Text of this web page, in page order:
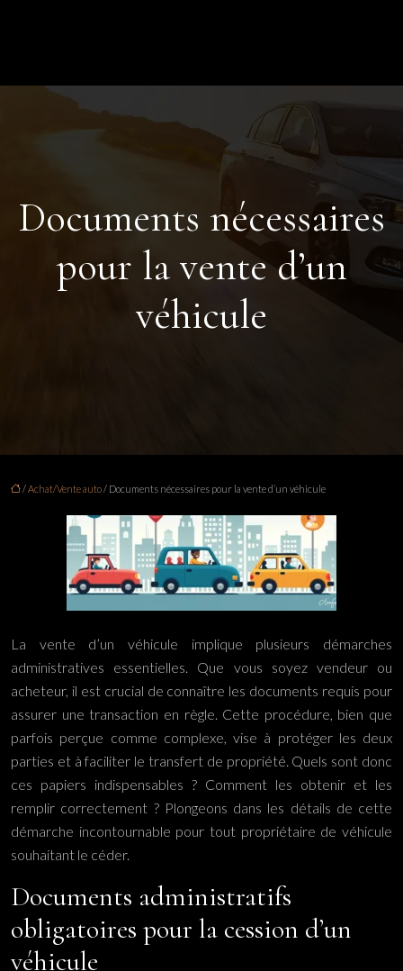
Documents nécessaires
pour la vente d’un
véhicule
/Achat/Vente auto/ Documents nécessaires pour la vente d’un véhicule
La vente d’un véhicule implique plusieurs démarches
administratives essentielles. Que vous soyez vendeur ou
acheteur, il est crucial de connaître les documents requis pour
assurer une transaction en règle. Cette procédure, bien que
parfois perçue comme complexe, vise à protéger les deux
parties et à faciliter le transfert de propriété. Quels sont donc
ces papiers indispensables ? Comment les obtenir et les
remplir correctement ? Plongeons dans les détails de cette
démarche incontournable pour tout propriétaire de véhicule
souhaitant le céder.
Documents administratifs
obligatoires pour la cession d’un
véhicule